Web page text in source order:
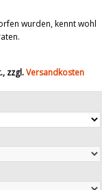
wurden, kennt wohl
zzgl.Versandkosten